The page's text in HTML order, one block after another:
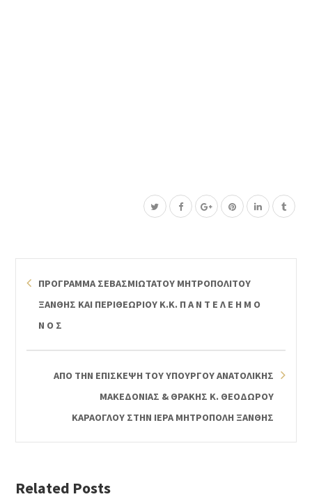
ΠΡΟΓΡΑΜΜΑ ΣΕΒΑΣΜΙΩΤΑΤΟΥ ΜΗΤΡΟΠΟΛΙΤΟΥ
ΞΑΝΘΗΣ ΚΑΙ ΠΕΡΙΘΕΩΡΙΟΥ Κ.Κ. Π Α Ν Τ Ε Λ Ε Η Μ Ο
Ν Ο Σ
ΑΠΟ ΤΗΝ ΕΠΙΣΚΕΨΗ ΤΟΥ ΥΠΟΥΡΓΟΥ ΑΝΑΤΟΛΙΚΗΣ
ΜΑΚΕΔΟΝΙΑΣ & ΘΡΑΚΗΣ Κ. ΘΕΟΔΩΡΟΥ
ΚΑΡΑΟΓΛΟΥ ΣΤΗΝ ΙΕΡΑ ΜΗΤΡΟΠΟΛΗ ΞΑΝΘΗΣ
Related Posts